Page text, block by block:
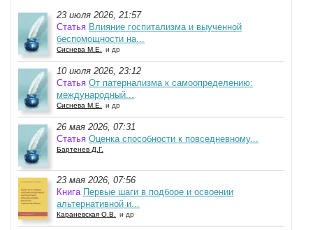
23 июля 2026, 21:57
Статья Влияние госпитализма и выученной
беспомощности на...
Сиснева М.Е. и др
10 июля 2026, 23:12
Статья От патернализма к самоопределению:
международный...
Сиснева М.Е. и др
26 мая 2026, 07:31
Статья Оценка способности к повседневному...
Бартенев Д.Г.
23 мая 2026, 07:56
Книга Первые шаги в подборе и освоении
альтернативной и...
Караневская О.В. и др